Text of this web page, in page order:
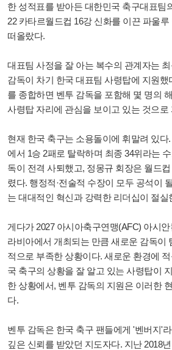
한 성적표를 받아든 대한민국 축구대표팀
22 카타르월드컵 16강 신화를 이끈 파울
떠올랐다.
대표팀 사정을 잘 아는 복수의 관계자는
감독이 차기 한국 대표팀 사령탑에 지원했
를 종합하면 벤투 감독을 포함해 몇 명의
사령탑 자리에 관심을 보이고 있는 것으로
현재 한국 축구는 소용돌이에 휘말려 있다
에서 1승 2패로 탈락하며 최종 34위라는
독이 전격 사퇴했고, 정몽규 회장은 월드
렸다. 행정적·전술적 수장이 모두 공석이
는 대대적인 혁신과 강력한 리더십이 절실
게다가 2027 아시아축구연맹(AFC) 아시
라비아에서 개최되는 만큼 새로운 감독이
적으로 부족한 상황이다. 새로운 환경에
국 축구의 상황을 잘 알고 있는 사령탑이
한 상황에서, 벤투 감독의 지원은 이러한
다.
벤투 감독은 한국 축구 팬들에게 '벤버지'
깊은 신뢰를 받았던 지도자다. 지난 2018